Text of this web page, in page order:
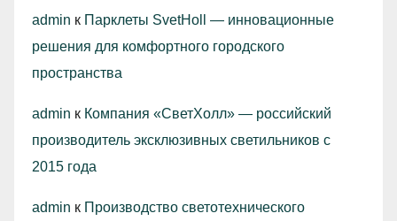
admin к Парклеты SvetHoll — инновационные
решения для комфортного городского
пространства
admin к Компания «СветХолл» — российский
производитель эксклюзивных светильников с
2015 года
admin к Производство светотехнического